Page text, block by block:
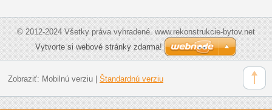
© 2012-2024 Všetky práva vyhradené. www.rekonstrukcie-bytov.net
Vytvorte si webové stránky zdarma!
Zobraziť: Mobilnú verziu| Štandardnú verziu